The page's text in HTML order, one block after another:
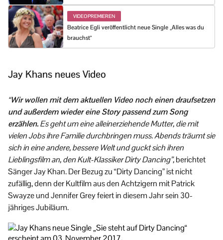
VIDEOPREMIEREN
Beatrice Egli veröffentlicht neue Single „Alles was du
brauchst“
Jay Khans neues Video
“Wir wollen mit dem aktuellen Video noch einen draufsetzen
und außerdem wieder eine Story passend zum Song
erzählen.Es geht um eine alleinerziehende Mutter, die mit
vielen Jobs ihre Familie durchbringen muss. Abends träumt sie
sich in eine andere, bessere Welt und guckt sich ihren
Lieblingsfilm an, den Kult-Klassiker Dirty Dancing”,berichtet
Sänger Jay Khan. Der Bezug zu “Dirty Dancing” ist nicht
zufällig, denn der Kultfilm aus den Achtzigern mit Patrick
Swayze und Jennifer Grey feiert in diesem Jahr sein 30-
jähriges Jubiläum.